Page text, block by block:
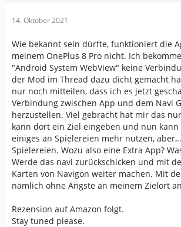
14. Oktober 2021
Wie bekannt sein dürfte, funktioniert die
meinem OnePlus 8 Pro nicht. Ich
"Android System WebView" keine
der Mod im Thread dazu dicht gemacht
nur noch mitteilen, dass ich es jetzt
Verbindung zwischen App und dem Navi
herzustellen. Viel gebracht hat mir das
kann dort ein Ziel eingeben und nun kann
einiges an Spielereien mehr nutzen,
Spielereien. Wozu also eine Extra App?
Werde das navi zurückschicken und mit
Karten von Navigon weiter machen. Mit
nämlich ohne Ängste an meinem Zielort
Rezension auf Amazon folgt.
Stay tuned please.